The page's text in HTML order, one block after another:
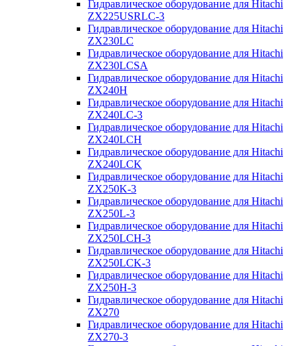
Гидравлическое оборудование для Hitachi
ZX225USRLC-3
Гидравлическое оборудование для Hitachi
ZX230LC
Гидравлическое оборудование для Hitachi
ZX230LCSA
Гидравлическое оборудование для Hitachi
ZX240H
Гидравлическое оборудование для Hitachi
ZX240LC-3
Гидравлическое оборудование для Hitachi
ZX240LCH
Гидравлическое оборудование для Hitachi
ZX240LCK
Гидравлическое оборудование для Hitachi
ZX250K-3
Гидравлическое оборудование для Hitachi
ZX250L-3
Гидравлическое оборудование для Hitachi
ZX250LCH-3
Гидравлическое оборудование для Hitachi
ZX250LCK-3
Гидравлическое оборудование для Hitachi
ZX250Н-3
Гидравлическое оборудование для Hitachi
ZX270
Гидравлическое оборудование для Hitachi
ZX270-3